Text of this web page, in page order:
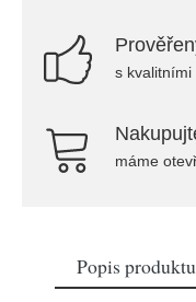
s kvalitními
máme
Popis produktu